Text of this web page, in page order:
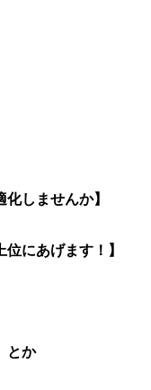
しませんか】
にあげます！】
とか